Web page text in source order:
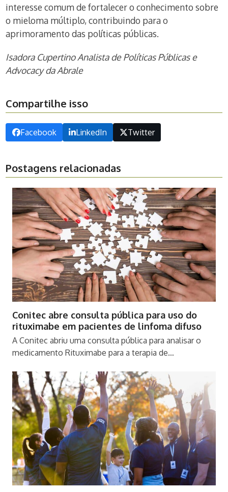
interesse comum de fortalecer o conhecimento sobre
o mieloma múltiplo, contribuindo para o
aprimoramento das políticas públicas.
Isadora Cupertino Analista de Políticas Públicas e
Advocacy da Abrale
Compartilhe isso
Facebook LinkedIn Twitter
Postagens relacionadas
Conitec abre consulta pública para uso do
rituximabe em pacientes de linfoma difuso
A Conitec abriu uma consulta pública para analisar o
medicamento Rituximabe para a terapia de…